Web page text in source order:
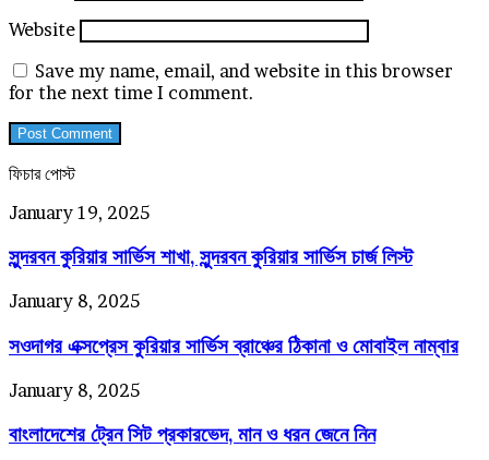
Website
Save my name, email, and website in this browser
for the next time I comment.
ফিচার পোস্ট
সুন্দরবন
সার্ভিস
শাখা,
সুন্দরবন
সার্ভিস
লিস্ট
January 19, 2025
সুন্দরবন কুরিয়ার সার্ভিস শাখা, সুন্দরবন কুরিয়ার সার্ভিস চার্জ লিস্ট
সওদাগর
কুরিয়ার
ব্রাঞ্চের
ও
January 8, 2025
সওদাগর এক্সপ্রেস কুরিয়ার সার্ভিস ব্রাঞ্চের ঠিকানা ও মোবাইল নাম্বার
বাংলাদেশের
সিট
January 8, 2025
বাংলাদেশের ট্রেন সিট প্রকারভেদ, মান ও ধরন জেনে নিন